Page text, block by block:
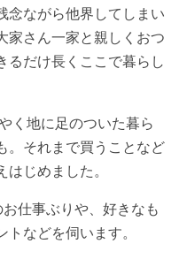
念ながら他界してしまい
家さん一家と親しくおつ
るだけ長くここで暮らし
く地に足のついた暮ら
。それまで買うことなど
じめました。
仕事ぶりや、好きなも
などを伺います。